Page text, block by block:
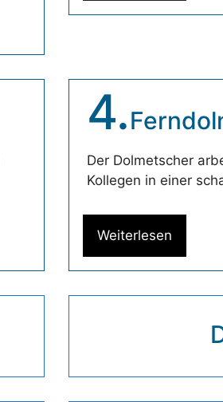
4.
Der Dolmetscher
Kollegen in einer
Weiterlesen